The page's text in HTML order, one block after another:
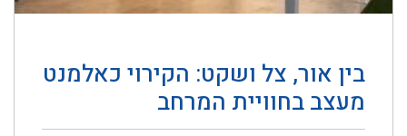
בין אור, צל ושקט: הקירוי כאלמנט
מעצב בחוויית המרחב